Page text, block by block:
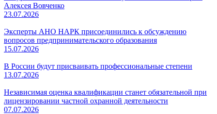
Алексея Вовченко
23.07.2026
Эксперты АНО НАРК присоединились к обсуждению
вопросов предпринимательского образования
15.07.2026
В России будут присваивать профессиональные степени
13.07.2026
Независимая оценка квалификации станет обязательной при
лицензировании частной охранной деятельности
07.07.2026